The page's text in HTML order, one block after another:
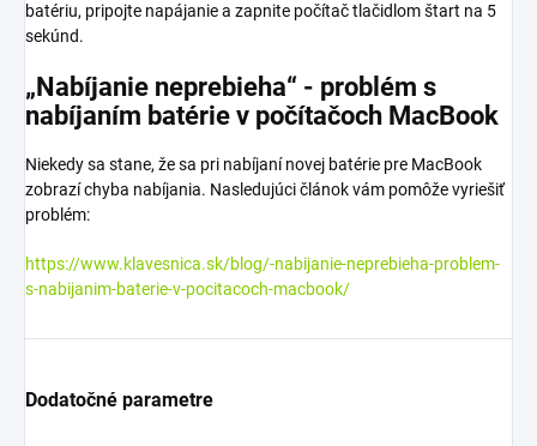
batériu, pripojte napájanie a zapnite počítač tlačidlom štart na 5
sekúnd.
„Nabíjanie neprebieha“ - problém s
nabíjaním batérie v počítačoch MacBook
Niekedy sa stane, že sa pri nabíjaní novej batérie pre MacBook
zobrazí chyba nabíjania. Nasledujúci článok vám pomôže vyriešiť
problém:
https://www.klavesnica.sk/blog/-nabijanie-neprebieha-problem-
s-nabijanim-baterie-v-pocitacoch-macbook/
Dodatočné parametre